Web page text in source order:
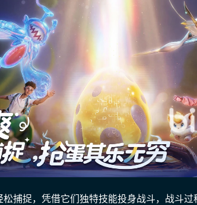
捕捉，凭借它们独特技能投身战斗，战斗